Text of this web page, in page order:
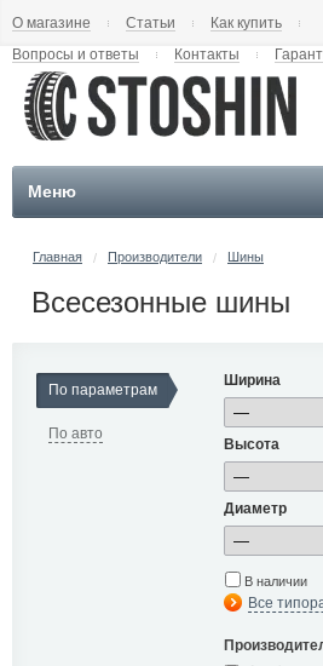
О магазине Статьи
Как купить
Вопросы и ответы
Контакты
Меню
Главная / Производители / Шины
Всесезонные шины
По параметрам
По авто
Ширина
Высота
Диаметр
В наличии
Все